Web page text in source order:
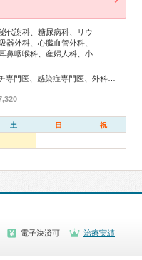
代謝科、糖尿病科、リウ
器外科、心臓血管外科、
鼻咽喉科、産婦人科、小
土 日 祝
電子決済可
治療実績